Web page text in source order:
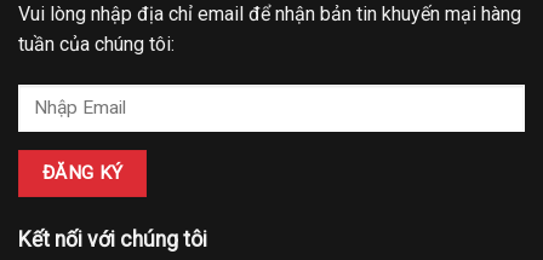
Vui lòng nhập địa chỉ email để nhận bản tin khuyến mại hàng
tuần của chúng tôi:
Kết nối với chúng tôi